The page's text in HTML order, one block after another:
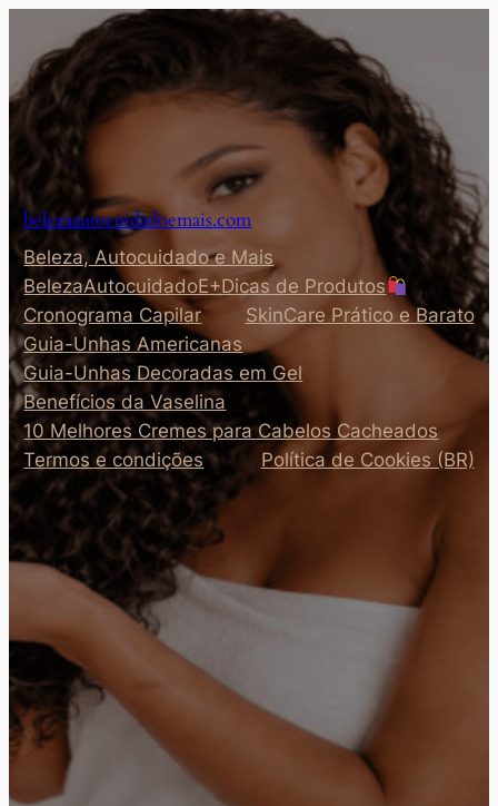
para
conteúdo
belezaautocuidadoemais.com
Beleza, Autocuidado e Mais
BelezaAutocuidadoE+Dicas de Produtos
Cronograma Capilar
SkinCare Prático e Barato
Guia-Unhas Americanas
Guia-Unhas Decoradas em Gel
Benefícios da Vaselina
10 Melhores Cremes para Cabelos Cacheados
Termos e condições
Política de Cookies (BR)